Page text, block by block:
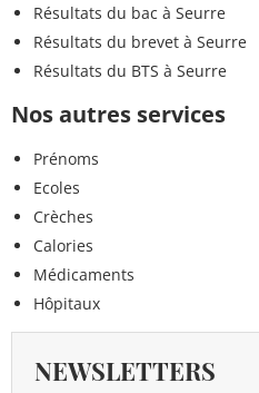
Résultats du bac à Seurre
Résultats du brevet à Seurre
Résultats du BTS à Seurre
Nos autres services
Prénoms
Ecoles
Crèches
Calories
Médicaments
Hôpitaux
NEWSLETTERS